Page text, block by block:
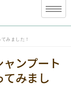
みました！
ンプート
てみまし